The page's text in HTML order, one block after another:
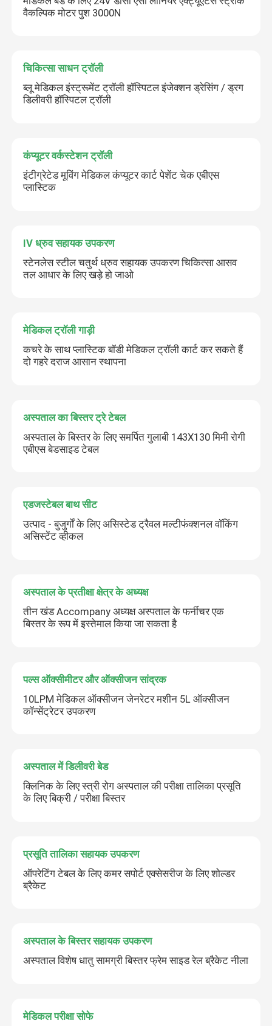
वैकल्पिक मोटर पुश 3000N
चिकित्सा साधन ट्रॉली
ब्लू मेडिकल इंस्ट्रूमेंट ट्रॉली हॉस्पिटल इंजेक्शन ड्रेसिंग / ड्रग
डिलीवरी हॉस्पिटल ट्रॉली
कंप्यूटर वर्कस्टेशन ट्रॉली
इंटीग्रेटेड मूविंग मेडिकल कंप्यूटर कार्ट पेशेंट चेक एबीएस
प्लास्टिक
IV ध्रुव सहायक उपकरण
स्टेनलेस स्टील चतुर्थ ध्रुव सहायक उपकरण चिकित्सा आसव
तल आधार के लिए खड़े हो जाओ
मेडिकल ट्रॉली गाड़ी
कचरे के साथ प्लास्टिक बॉडी मेडिकल ट्रॉली कार्ट कर सकते हैं
दो गहरे दराज आसान स्थापना
अस्पताल का बिस्तर ट्रे टेबल
अस्पताल के बिस्तर के लिए समर्पित गुलाबी 143X130 मिमी रोगी
एबीएस बेडसाइड टेबल
एडजस्टेबल बाथ सीट
उत्पाद - बुजुर्गों के लिए असिस्टेड ट्रैवल मल्टीफंक्शनल वॉकिंग
असिस्टेंट व्हीकल
अस्पताल के प्रतीक्षा क्षेत्र के अध्यक्ष
तीन खंड Accompany अध्यक्ष अस्पताल के फर्नीचर एक
बिस्तर के रूप में इस्तेमाल किया जा सकता है
पल्स ऑक्सीमीटर और ऑक्सीजन सांद्रक
10LPM मेडिकल ऑक्सीजन जेनरेटर मशीन 5L ऑक्सीजन
कॉन्सेंट्रेटर उपकरण
अस्पताल में डिलीवरी बेड
क्लिनिक के लिए स्त्री रोग अस्पताल की परीक्षा तालिका प्रसूति
के लिए बिक्री / परीक्षा बिस्तर
प्रसूति तालिका सहायक उपकरण
ऑपरेटिंग टेबल के लिए कमर सपोर्ट एक्सेसरीज के लिए शोल्डर
ब्रैकेट
अस्पताल के बिस्तर सहायक उपकरण
अस्पताल विशेष धातु सामग्री बिस्तर फ्रेम साइड रेल ब्रैकेट नीला
मेडिकल परीक्षा सोफे